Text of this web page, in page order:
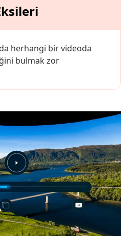
herhangi bir videoda
bulmak zor